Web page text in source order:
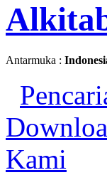
Antarmuka :
Kami